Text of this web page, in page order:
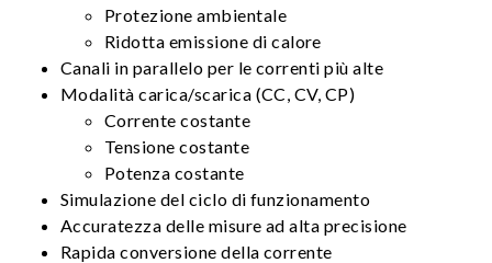
Protezione ambientale
Ridotta emissione di calore
Canali in parallelo per le correnti più alte
Modalità carica/scarica (CC, CV, CP)
Corrente costante
Tensione costante
Potenza costante
Simulazione del ciclo di funzionamento
Accuratezza delle misure ad alta precisione
Rapida conversione della corrente